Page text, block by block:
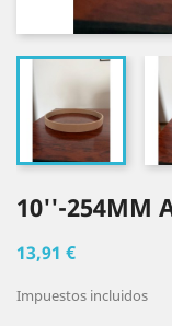
10''-254MM
13,91 €
Impuestos incluidos